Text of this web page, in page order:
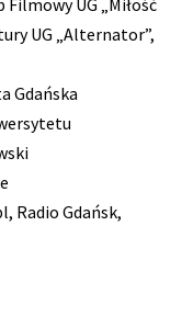
Filmowy UG „Miłość
UG „Alternator”,
Gdańska
Radio Gdańsk,